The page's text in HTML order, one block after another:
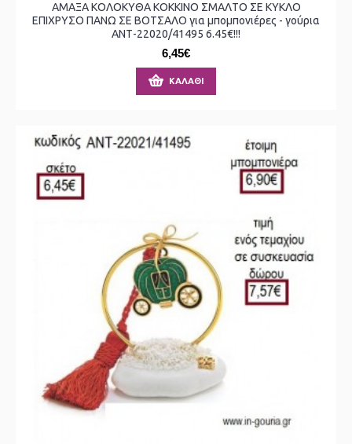
ΑΜΑΞΑ ΚΟΛΟΚΥΘΑ ΚΟΚΚΙΝΟ ΣΜΑΛΤΟ ΣΕ ΚΥΚΛΟ
ΕΠΙΧΡΥΣΟ ΠΑΝΩ ΣΕ ΒΟΤΣΑΛΟ για μπομπονιέρες - γούρια
ΑΝΤ-22020/41495 6.45€!!!
6,45€
ΚΑΛΆΘΙ